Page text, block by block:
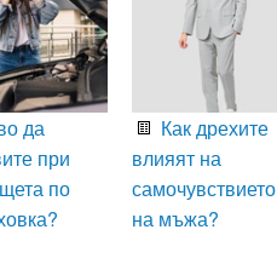
да
при
по
Как дрехите
влияят на
самочувствието
на мъжа?